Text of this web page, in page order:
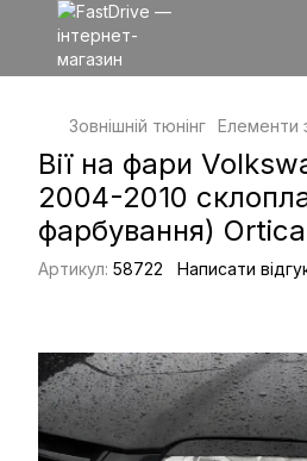
Зовнішній тюнінг Елементи
Вії на фари
2004-2010
фарбування)
Артикул: 58722 Написати